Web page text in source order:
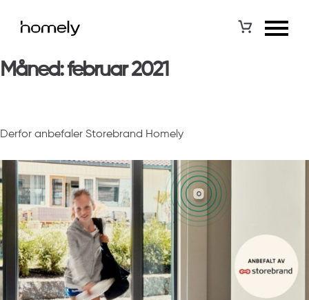
Måned:februar 2021
Derfor anbefaler Storebrand Homely
Posted on byAndrea Thorsnes